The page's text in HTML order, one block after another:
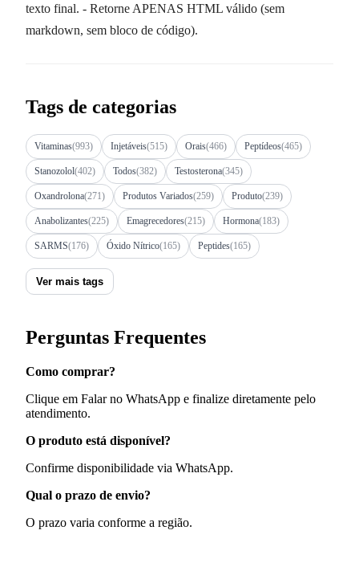
texto final. - Retorne APENAS HTML válido (sem
markdown, sem bloco de código).
Tags de categorias
Vitaminas(993) Injetáveis(515) Orais(466) Peptídeos(465)
Stanozolol(402) Todos(382) Testosterona(345)
Oxandrolona(271) Produtos Variados(259) Produto(239)
Anabolizantes(225) Emagrecedores(215) Hormona(183)
SARMS(176) Óxido Nítrico(165) Peptides(165)
Ver mais tags
Perguntas Frequentes
Como comprar?
Clique em Falar no WhatsApp e finalize diretamente pelo
atendimento.
O produto está disponível?
Confirme disponibilidade via WhatsApp.
Qual o prazo de envio?
O prazo varia conforme a região.